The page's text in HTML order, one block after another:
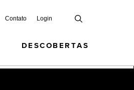
Contato Login
DESCOBERTAS